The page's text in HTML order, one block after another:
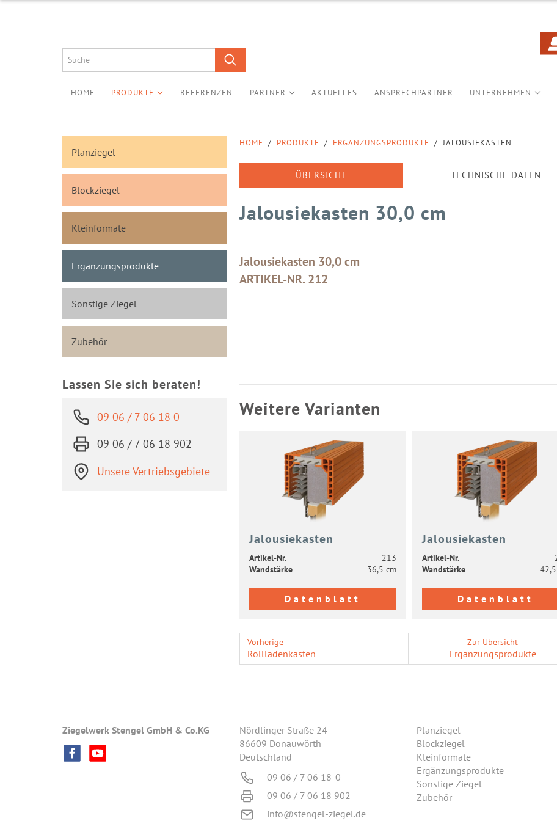
HOME PRODUKTE REFERENZEN PARTNER AKTUELLES ANSPRECHPARTNER UNTERNEHMEN
HOME / PRODUKTE / ERGÄNZUNGSPRODUKTE / JALOUSIEKASTEN
ÜBERSICHT TECHNISCHE DATEN
Jalousiekasten 30,0 cm
Jalousiekasten 30,0 cm
ARTIKEL-NR. 212
Weitere Varianten
Ja­lou­sie­kas­ten
Artikel-​Nr.
213
Wand­stär­ke
36,5 cm
Datenblatt
Ja­lou­sie­kas­ten
Artikel-​Nr.
Wand­stär­ke
Datenblatt
Vorherige
Roll­la­den­kas­ten
Zur Übersicht
Er­gän­zungs­pro­duk­te
Planziegel
Blockziegel
Kleinformate
Ergänzungsprodukte
Sonstige Ziegel
Zubehör
Lassen Sie sich beraten!
09 06 / 7 06 18 0
09 06 / 7 06 18 902
Unsere Vertriebsgebiete
Ziegelwerk Stengel GmbH & Co.KG
Nördlinger Straße 24
86609 Donauwörth
Deutschland
09 06 / 7 06 18-0
09 06 / 7 06 18 902
info@stengel-ziegel.de
Planziegel
Blockziegel
Kleinformate
Ergänzungsprodukte
Sonstige Ziegel
Zubehör